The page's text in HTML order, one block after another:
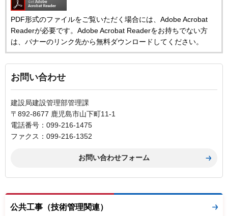
PDF形式のファイルをご覧いただく場合には、Adobe Acrobat
Readerが必要です。Adobe Acrobat Readerをお持ちでない方
は、バナーのリンク先から無料ダウンロードしてください。
お問い合わせ
建設局建設管理部管理課
〒892-8677 鹿児島市山下町11-1
電話番号：099-216-1475
ファクス：099-216-1352
公共工事（技術管理関連）